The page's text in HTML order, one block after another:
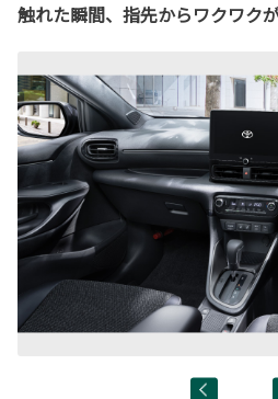
触れた瞬間、指先からワクワク